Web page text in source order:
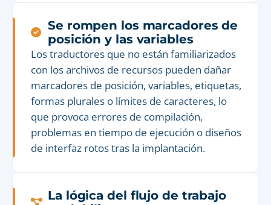
Se rompen los marcadores de
posición y las variables
Los traductores que no están familiarizados
con los archivos de recursos pueden dañar
marcadores de posición, variables, etiquetas,
formas plurales o límites de caracteres, lo
que provoca errores de compilación,
problemas en tiempo de ejecución o diseños
de interfaz rotos tras la implantación.
La lógica del flujo de trabajo